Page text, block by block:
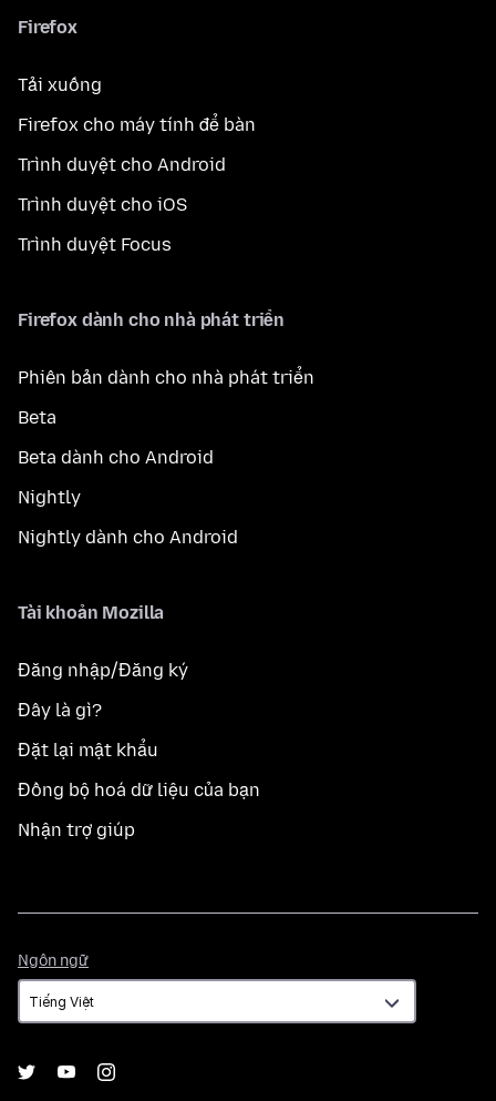
Firefox
Tải xuống
Firefox cho máy tính để bàn
Trình duyệt cho Android
Trình duyệt cho iOS
Trình duyệt Focus
Firefox dành cho nhà phát triển
Phiên bản dành cho nhà phát triển
Beta
Beta dành cho Android
Nightly
Nightly dành cho Android
Tài khoản Mozilla
Đăng nhập/Đăng ký
Đây là gì?
Đặt lại mật khẩu
Đồng bộ hoá dữ liệu của bạn
Nhận trợ giúp
Ngôn ngữ
ngữ